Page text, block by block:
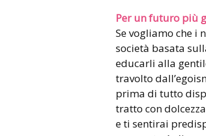
Per un futuro più
Se vogliamo che i
società basata
educarli alla
travolto
prima di tutto
tratto con
e ti sentirai